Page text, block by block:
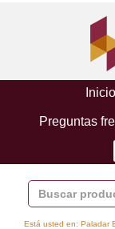
Inicio
Preguntas
Está usted en: Paladar